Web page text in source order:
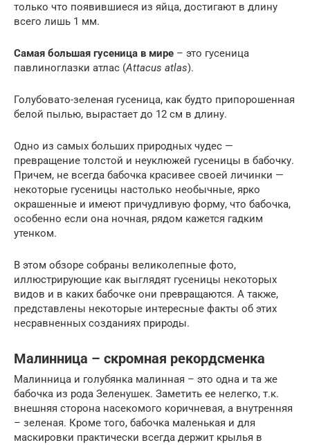
только что появившиеся из яйца, достигают в длину
всего лишь 1 мм.
Самая большая гусеница в мире – это гусеница
павлиноглазки атлас (Attacus atlas).
Голубовато-зеленая гусеница, как будто припорошенная
белой пылью, вырастает до 12 см в длину.
Одно из самых больших природных чудес —
превращение толстой и неуклюжей гусеницы в бабочку.
Причем, не всегда бабочка красивее своей личинки —
некоторые гусеницы настолько необычные, ярко
окрашенные и имеют причудливую форму, что бабочка,
особенно если она ночная, рядом кажется гадким
утенком.
В этом обзоре собраны великолепные фото,
иллюстрирующие как выглядят гусеницы некоторых
видов и в каких бабочке они превращаются. А также,
представлены некоторые интересные факты об этих
несравненных созданиях природы.
Малинница – скромная рекордсменка
Малинница и голубянка малинная – это одна и та же
бабочка из рода Зеленушек. Заметить ее нелегко, т.к.
внешняя сторона насекомого коричневая, а внутренняя
– зеленая. Кроме того, бабочка маленькая и для
маскировки практически всегда держит крылья в